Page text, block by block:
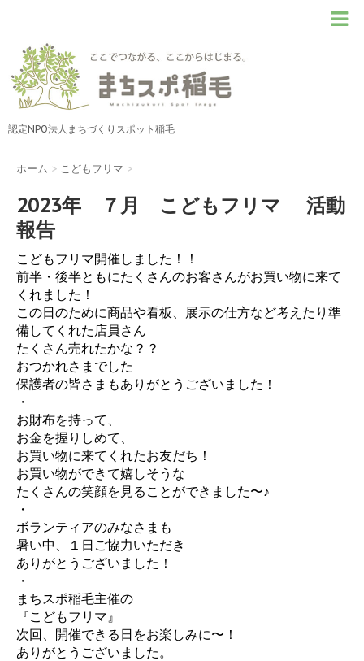
認定NPO法人まちづくりスポット稲毛
ホーム > こどもフリマ >
2023年 ７月 こどもフリマ 活動
報告
こどもフリマ開催しました！！
前半・後半ともにたくさんのお客さんがお買い物に来て
くれました！
この日のために商品や看板、展示の仕方など考えたり準
備してくれた店員さん
たくさん売れたかな？？
おつかれさまでした
保護者の皆さまもありがとうございました！
・
お財布を持って、
お金を握りしめて、
お買い物に来てくれたお友だち！
お買い物ができて嬉しそうな
たくさんの笑顔を見ることができました〜♪
・
ボランティアのみなさまも
暑い中、１日ご協力いただき
ありがとうございました！
・
まちスポ稲毛主催の
『こどもフリマ』
次回、開催できる日をお楽しみに〜！
ありがとうございました。